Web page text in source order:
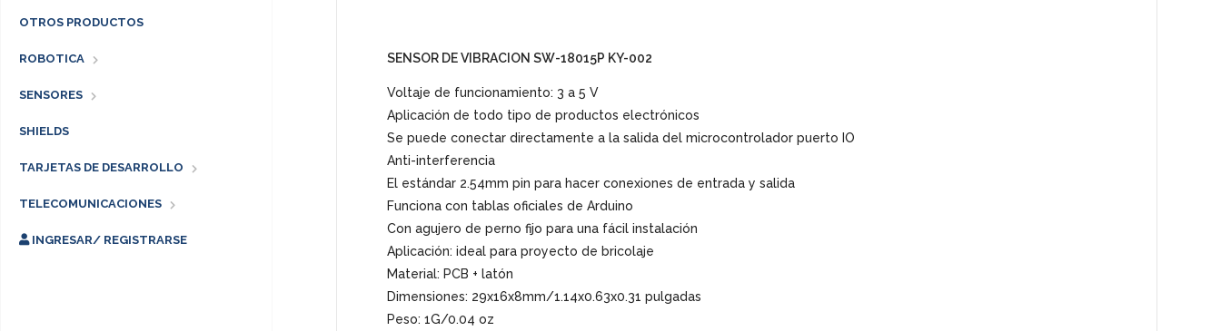
OTROS PRODUCTOS
ROBOTICA
SENSORES
SHIELDS
TARJETAS DE DESARROLLO
TELECOMUNICACIONES
INGRESAR/ REGISTRARSE
SENSOR DE VIBRACION SW-18015P KY-002
Voltaje de funcionamiento: 3 a 5 V
Aplicación de todo tipo de productos electrónicos
Se puede conectar directamente a la salida del microcontrolador puerto IO
Anti-interferencia
El estándar 2.54mm pin para hacer conexiones de entrada y salida
Funciona con tablas oficiales de Arduino
Con agujero de perno fijo para una fácil instalación
Aplicación: ideal para proyecto de bricolaje
Material: PCB + latón
Dimensiones: 29x16x8mm/1.14x0.63x0.31 pulgadas
Peso: 1G/0.04 oz